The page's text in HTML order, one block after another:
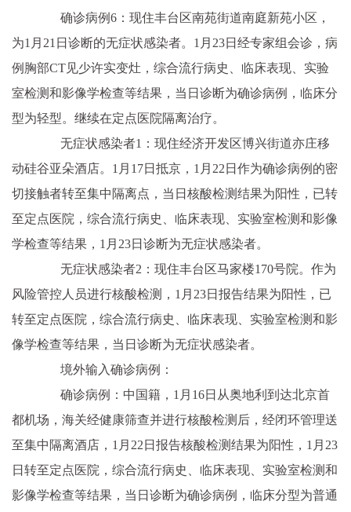
确诊病例6：现住丰台区南苑街道南庭新苑小区，
为1月21日诊断的无症状感染者。1月23日经专家组会诊，病
例胸部CT见少许实变灶，综合流行病史、临床表现、实验
室检测和影像学检查等结果，当日诊断为确诊病例，临床分
型为轻型。继续在定点医院隔离治疗。
无症状感染者1：现住经济开发区博兴街道亦庄移
动硅谷亚朵酒店。1月17日抵京，1月22日作为确诊病例的密
切接触者转至集中隔离点，当日核酸检测结果为阳性，已转
至定点医院，综合流行病史、临床表现、实验室检测和影像
学检查等结果，1月23日诊断为无症状感染者。
无症状感染者2：现住丰台区马家楼170号院。作为
风险管控人员进行核酸检测，1月23日报告结果为阳性，已
转至定点医院，综合流行病史、临床表现、实验室检测和影
像学检查等结果，当日诊断为无症状感染者。
境外输入确诊病例：
确诊病例：中国籍，1月16日从奥地利到达北京首
都机场，海关经健康筛查并进行核酸检测后，经闭环管理送
至集中隔离酒店，1月22日报告核酸检测结果为阳性，1月23
日转至定点医院，综合流行病史、临床表现、实验室检测和
影像学检查等结果，当日诊断为确诊病例，临床分型为普通